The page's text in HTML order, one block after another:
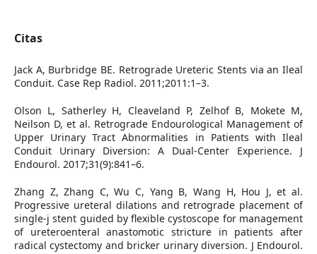
Citas
Jack A, Burbridge BE. Retrograde Ureteric Stents via an Ileal
Conduit. Case Rep Radiol. 2011;2011:1–3.
Olson L, Satherley H, Cleaveland P, Zelhof B, Mokete M,
Neilson D, et al. Retrograde Endourological Management of
Upper Urinary Tract Abnormalities in Patients with Ileal
Conduit Urinary Diversion: A Dual-Center Experience. J
Endourol. 2017;31(9):841–6.
Zhang Z, Zhang C, Wu C, Yang B, Wang H, Hou J, et al.
Progressive ureteral dilations and retrograde placement of
single-j stent guided by flexible cystoscope for management
of ureteroenteral anastomotic stricture in patients after
radical cystectomy and bricker urinary diversion. J Endourol.